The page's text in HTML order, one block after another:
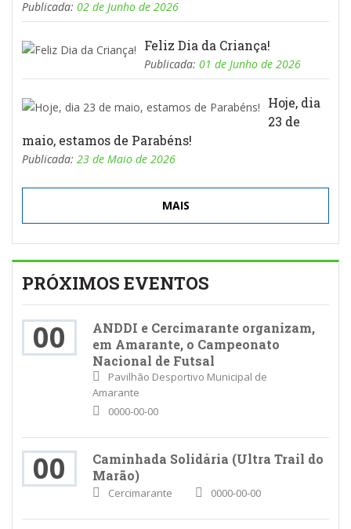
Publicada: 02 de Junho de 2026
Feliz Dia da Criança!
Publicada: 01 de Junho de 2026
Hoje, dia
23 de
maio, estamos de Parabéns!
Publicada: 23 de Maio de 2026
MAIS
PRÓXIMOS EVENTOS
00
ANDDI e Cercimarante organizam,
em Amarante, o Campeonato
Nacional de Futsal
Pavilhão Desportivo Municipal de
Amarante
0000-00-00
00
Caminhada Solidária (Ultra Trail do
Marão)
Cercimarante 0000-00-00